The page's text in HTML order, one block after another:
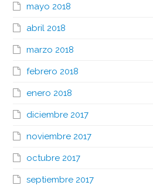
mayo 2018
abril 2018
marzo 2018
febrero 2018
enero 2018
diciembre 2017
noviembre 2017
octubre 2017
septiembre 2017